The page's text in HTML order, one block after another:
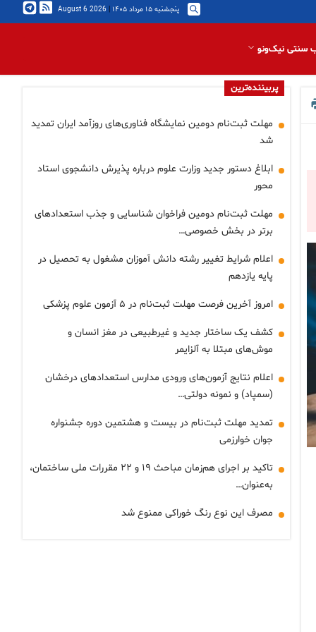
پنجشنبه ۱۵ مرداد ۱۴۰۵ |
2026 August 6
سنتی نیک‌ونو
پربیننده‌ترین
مهلت ثبت‌نام دومین نمایشگاه فناوری‌های روزآمد ایران تمدید
شد
ابلاغ دستور جدید وزارت علوم درباره پذیرش دانشجوی استاد
محور
مهلت ثبت‌نام دومین فراخوان شناسایی و جذب استعدادهای
برتر در بخش خصوصی…
اعلام شرایط تغییر رشته دانش آموزان مشغول به تحصیل در
پایه یازدهم
امروز آخرین فرصت مهلت ثبت‌نام در ۵ آزمون علوم پزشکی
کشف یک ساختار جدید و غیرطبیعی در مغز انسان و
موش‌های مبتلا به آلزایمر
اعلام نتایج آزمون‌های ورودی مدارس استعدادهای درخشان
(سمپاد) و نمونه دولتی…
تمدید مهلت ثبت‌نام در بیست و هشتمین دوره جشنواره
جوان خوارزمی
تاکید بر اجرای هم‌زمان مباحث ۱۹ و ۲۲ مقررات ملی ساختمان،
به‌عنوان…
مصرف این نوع رنگ خوراکی ممنوع شد